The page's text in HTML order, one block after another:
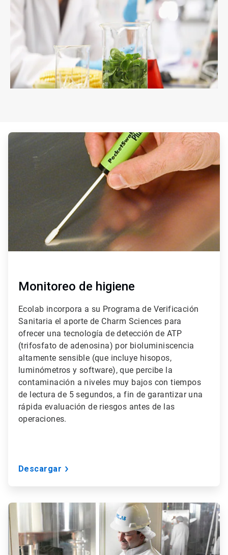
ArticleTile
Monitoreo de higiene
Ecolab incorpora a su Programa de Verificación
Sanitaria el aporte de Charm Sciences para
ofrecer una tecnología de detección de ATP
(trifosfato de adenosina) por bioluminiscencia
altamente sensible (que incluye hisopos,
luminómetros y software), que percibe la
contaminación a niveles muy bajos con tiempos
de lectura de 5 segundos, a fin de garantizar una
rápida evaluación de riesgos antes de las
operaciones.
Descargar
ArticleTile
2
de
3